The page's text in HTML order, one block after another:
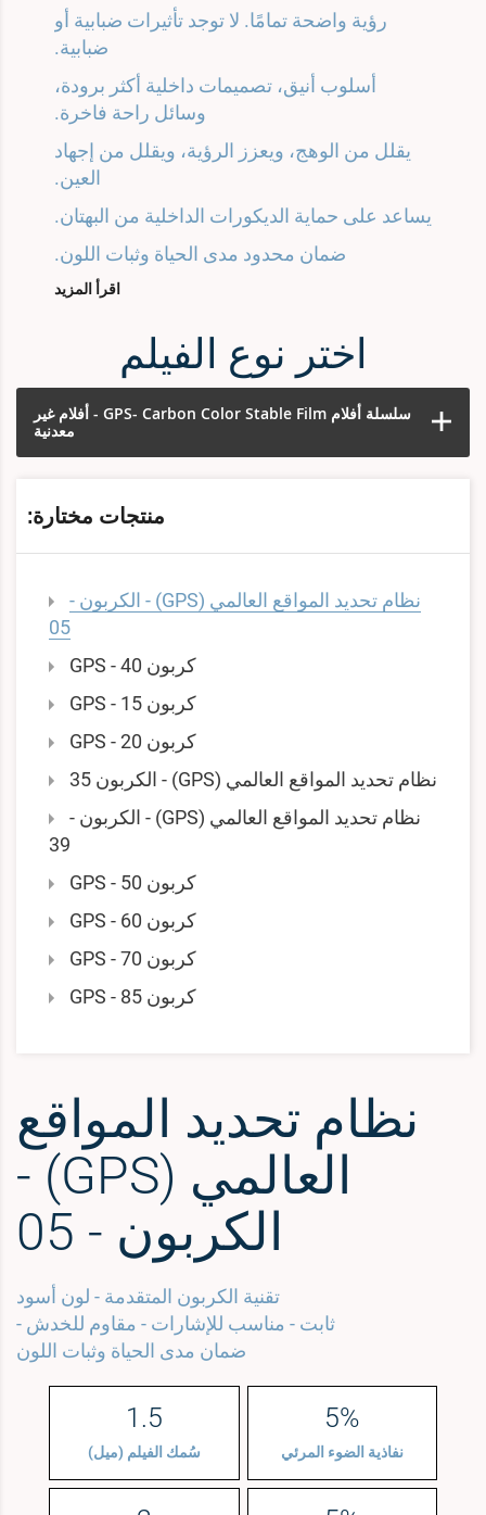
رؤية واضحة تمامًا. لا توجد تأثيرات ضبابية أو
ضبابية.
أسلوب أنيق، تصميمات داخلية أكثر برودة،
وسائل راحة فاخرة.
يقلل من الوهج، ويعزز الرؤية، ويقلل من إجهاد
العين.
يساعد على حماية الديكورات الداخلية من البهتان.
ضمان محدود مدى الحياة وثبات اللون.
اقرأ المزيد
اختر نوع الفيلم
سلسلة أفلام GPS- Carbon Color Stable Film - أفلام غير
معدنية
منتجات مختارة:
نظام تحديد المواقع العالمي (GPS) - الكربون -
05
كربون GPS - 40
كربون GPS - 15
كربون GPS - 20
نظام تحديد المواقع العالمي (GPS) - الكربون 35
نظام تحديد المواقع العالمي (GPS) - الكربون -
39
كربون GPS - 50
كربون GPS - 60
كربون GPS - 70
كربون GPS - 85
نظام تحديد المواقع
العالمي (GPS) -
الكربون - 05
تقنية الكربون المتقدمة - لون أسود
ثابت - مناسب للإشارات - مقاوم للخدش -
ضمان مدى الحياة وثبات اللون
1.5
سُمك الفيلم (ميل)
5%
نفاذية الضوء المرئي